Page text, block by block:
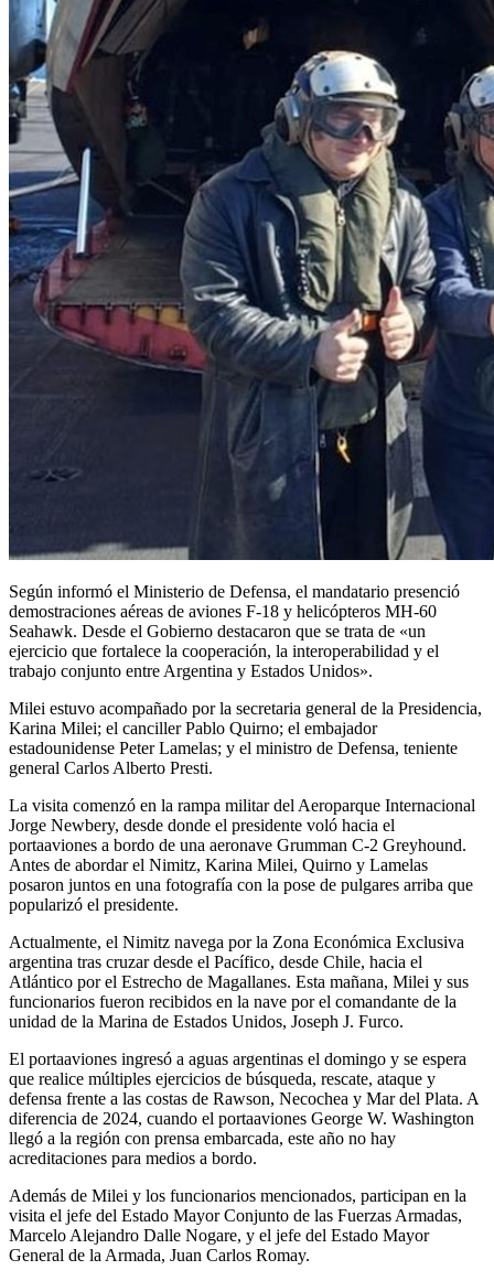
Según informó el Ministerio de Defensa, el mandatario presenció
demostraciones aéreas de aviones F-18 y helicópteros MH-60
Seahawk. Desde el Gobierno destacaron que se trata de «un
ejercicio que fortalece la cooperación, la interoperabilidad y el
trabajo conjunto entre Argentina y Estados Unidos».
Milei estuvo acompañado por la secretaria general de la Presidencia,
Karina Milei; el canciller Pablo Quirno; el embajador
estadounidense Peter Lamelas; y el ministro de Defensa, teniente
general Carlos Alberto Presti.
La visita comenzó en la rampa militar del Aeroparque Internacional
Jorge Newbery, desde donde el presidente voló hacia el
portaaviones a bordo de una aeronave Grumman C-2 Greyhound.
Antes de abordar el Nimitz, Karina Milei, Quirno y Lamelas
posaron juntos en una fotografía con la pose de pulgares arriba que
popularizó el presidente.
Actualmente, el Nimitz navega por la Zona Económica Exclusiva
argentina tras cruzar desde el Pacífico, desde Chile, hacia el
Atlántico por el Estrecho de Magallanes. Esta mañana, Milei y sus
funcionarios fueron recibidos en la nave por el comandante de la
unidad de la Marina de Estados Unidos, Joseph J. Furco.
El portaaviones ingresó a aguas argentinas el domingo y se espera
que realice múltiples ejercicios de búsqueda, rescate, ataque y
defensa frente a las costas de Rawson, Necochea y Mar del Plata. A
diferencia de 2024, cuando el portaaviones George W. Washington
llegó a la región con prensa embarcada, este año no hay
acreditaciones para medios a bordo.
Además de Milei y los funcionarios mencionados, participan en la
visita el jefe del Estado Mayor Conjunto de las Fuerzas Armadas,
Marcelo Alejandro Dalle Nogare, y el jefe del Estado Mayor
General de la Armada, Juan Carlos Romay.